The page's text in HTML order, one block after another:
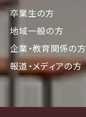
卒業生の方
地域一般の方
企業・教育関係の方
報道・メディアの方